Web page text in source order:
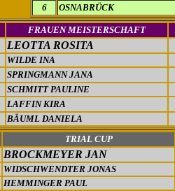
6
OSNABRÜCK
FRAUEN MEISTERSCHAFT
LEOTTA ROSITA
WILDE INA
SPRINGMANN JANA
SCHMITT PAULINE
LAFFIN KIRA
BÄUML DANIELA
TRIAL CUP
BROCKMEYER JAN
WIDSCHWENDTER JONAS
HEMMINGER PAUL